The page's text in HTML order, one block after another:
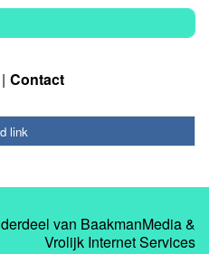
Contact
link
van BaakmanMedia&
Vrolijk Internet Services